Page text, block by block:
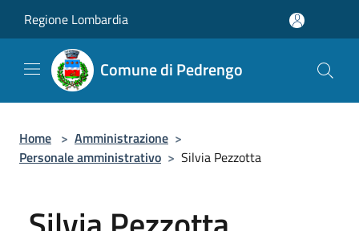
Regione Lombardia
Comune di Pedrengo
Home > Amministrazione >
Personale amministrativo > Silvia Pezzotta